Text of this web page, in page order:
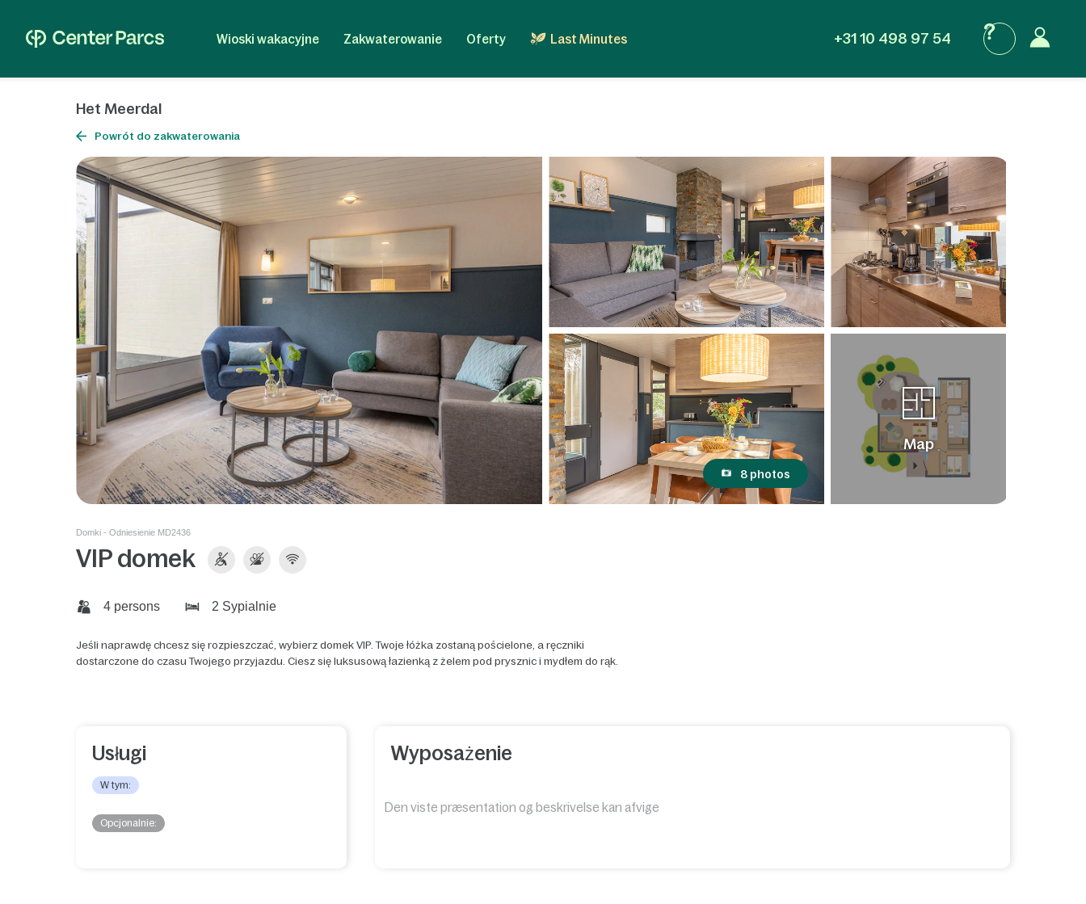
Wioski wakacyjne Zakwaterowanie Oferty Last Minutes +31 10 498 97 54
Het Meerdal
Powrót do zakwaterowania
8 photos
Map
Domki - Odniesienie MD2436
VIP domek
4 persons 2 Sypialnie
Jeśli naprawdę chcesz się rozpieszczać, wybierz domek VIP. Twoje łóżka zostaną pościelone, a ręczniki
dostarczone do czasu Twojego przyjazdu. Ciesz się luksusową łazienką z żelem pod prysznic i mydłem do rąk.
Usługi
W tym:
Opcjonalnie:
Wyposażenie
Den viste præsentation og beskrivelse kan afvige